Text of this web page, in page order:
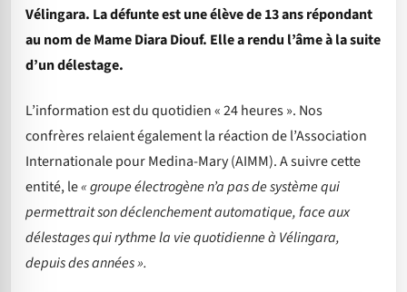
Vélingara. La défunte est une élève de 13 ans répondant
au nom de Mame Diara Diouf. Elle a rendu l’âme à la suite
d’un délestage.
L’information est du quotidien « 24 heures ». Nos
confrères relaient également la réaction de l’Association
Internationale pour Medina-Mary (AIMM). A suivre cette
entité, le« groupe électrogène n’a pas de système qui
permettrait son déclenchement automatique, face aux
délestages qui rythme la vie quotidienne à Vélingara,
depuis des années ».